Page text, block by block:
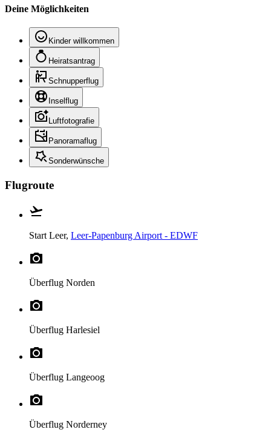
Deine Möglichkeiten
Kinder willkommen
Heiratsantrag
Schnupperflug
Inselflug
Luftfotografie
Panoramaflug
Sonderwünsche
Flugroute
Start Leer, Leer-Papenburg Airport - EDWF
Überflug Norden
Überflug Harlesiel
Überflug Langeoog
Überflug Norderney